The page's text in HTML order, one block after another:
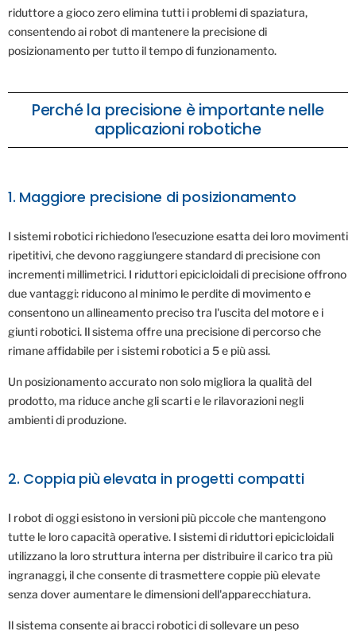
riduttore a gioco zero elimina tutti i problemi di spaziatura,
consentendo ai robot di mantenere la precisione di
posizionamento per tutto il tempo di funzionamento.
Perché la precisione è importante nelle
applicazioni robotiche
1. Maggiore precisione di posizionamento
I sistemi robotici richiedono l'esecuzione esatta dei loro movimenti
ripetitivi, che devono raggiungere standard di precisione con
incrementi millimetrici. I riduttori epicicloidali di precisione offrono
due vantaggi: riducono al minimo le perdite di movimento e
consentono un allineamento preciso tra l'uscita del motore e i
giunti robotici. Il sistema offre una precisione di percorso che
rimane affidabile per i sistemi robotici a 5 e più assi.
Un posizionamento accurato non solo migliora la qualità del
prodotto, ma riduce anche gli scarti e le rilavorazioni negli
ambienti di produzione.
2. Coppia più elevata in progetti compatti
I robot di oggi esistono in versioni più piccole che mantengono
tutte le loro capacità operative. I sistemi di riduttori epicicloidali
utilizzano la loro struttura interna per distribuire il carico tra più
ingranaggi, il che consente di trasmettere coppie più elevate
senza dover aumentare le dimensioni dell'apparecchiatura.
Il sistema consente ai bracci robotici di sollevare un peso